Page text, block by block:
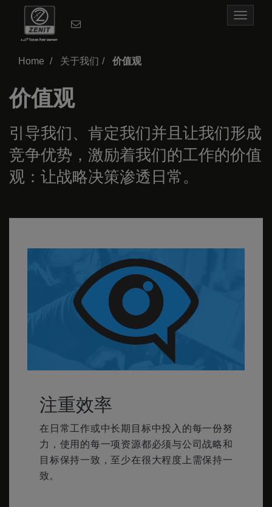
Toggle
Home 关于我们 价值观
价值观
引导我们、肯定我们并且让我们形成
竞争优势，激励着我们的工作的价值
观：让战略决策渗透日常。
注重效率
在日常工作或中长期目标中投入的每一份努
力，使用的每一项资源都必须与公司战略和
目标保持一致，至少在很大程度上需保持一
致。